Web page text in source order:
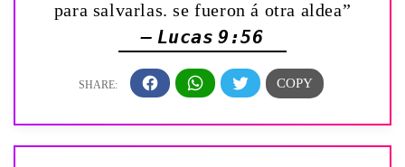
para salvarlas. se fueron á otra aldea”
— Lucas 9:56